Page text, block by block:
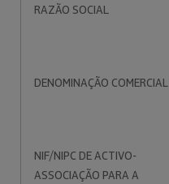
RAZÃO SOCIAL
DENOMINAÇÃO COMERCIAL
NIF/NIPC DE ACTIVO-
ASSOCIAÇÃO PARA A